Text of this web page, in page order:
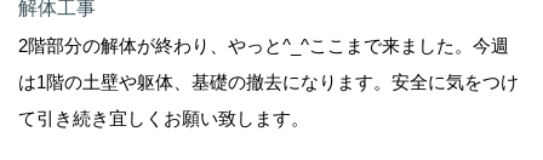
解体工事
2階部分の解体が終わり、やっと^_^ここまで来ました。今週
は1階の土壁や躯体、基礎の撤去になります。安全に気をつけ
て引き続き宜しくお願い致します。